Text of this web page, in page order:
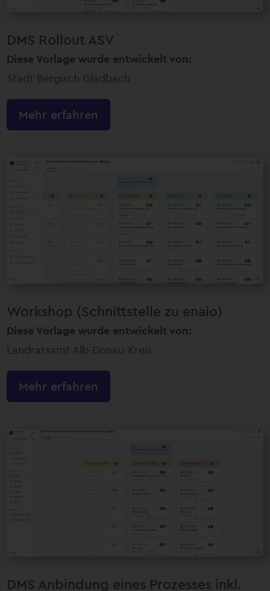
DMS Rollout ASV
Diese Vorlage wurde entwickelt von:
Stadt Bergisch Gladbach
Mehr erfahren
Workshop (Schnittstelle zu enaio)
Diese Vorlage wurde entwickelt von:
Landratsamt Alb-Donau-Kreis
Mehr erfahren
DMS Anbindung eines Prozesses inkl.